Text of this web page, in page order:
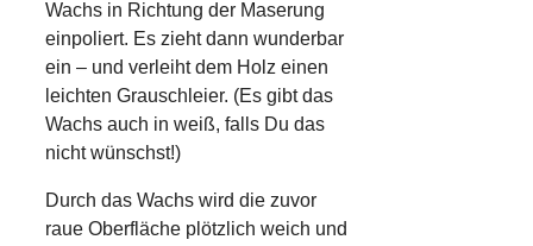
Wachs in Richtung der Maserung
einpoliert. Es zieht dann wunderbar
ein – und verleiht dem Holz einen
leichten Grauschleier. (Es gibt das
Wachs auch in weiß, falls Du das
nicht wünschst!)
Durch das Wachs wird die zuvor
raue Oberfläche plötzlich weich und